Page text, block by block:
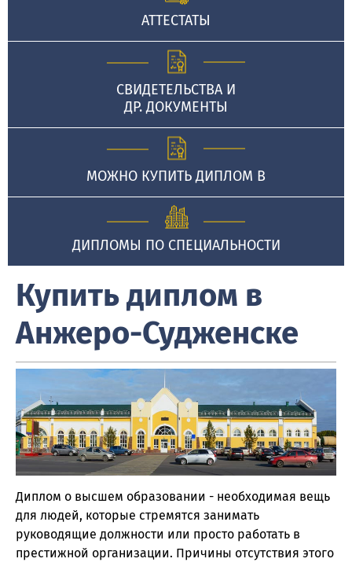
АТТЕСТАТЫ
СВИДЕТЕЛЬСТВА И
ДР. ДОКУМЕНТЫ
МОЖНО КУПИТЬ ДИПЛОМ В
ДИПЛОМЫ ПО СПЕЦИАЛЬНОСТИ
Купить диплом в
Анжеро-Судженске
Диплом о высшем образовании - необходимая вещь
для людей, которые стремятся занимать
руководящие должности или просто работать в
престижной организации. Причины отсутствия этого